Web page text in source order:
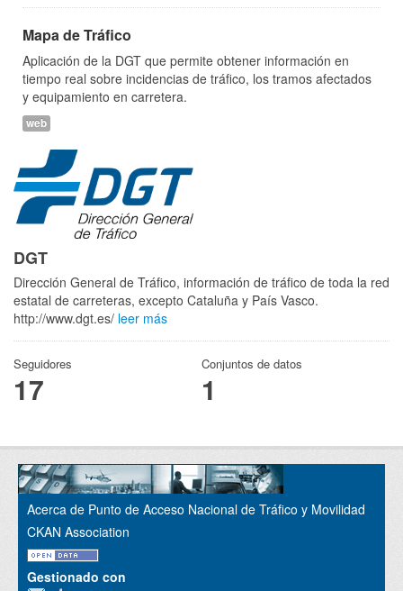
Mapa de Tráfico
Aplicación de la DGT que permite obtener información en
tiempo real sobre incidencias de tráfico, los tramos afectados
y equipamiento en carretera.
web
DGT
Dirección General de Tráfico, información de tráfico de toda la red
estatal de carreteras, excepto Cataluña y País Vasco.
http://www.dgt.es/ leer más
Seguidores
17
Conjuntos de datos
1
Acerca de Punto de Acceso Nacional de Tráfico y Movilidad
CKAN Association
Gestionado con